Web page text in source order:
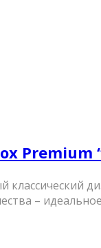
классический
–